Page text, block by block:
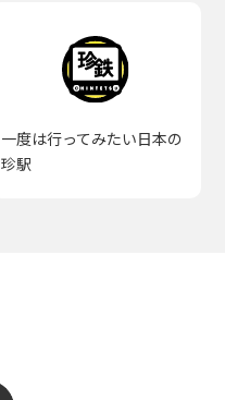
一度は行ってみたい日本の
珍駅